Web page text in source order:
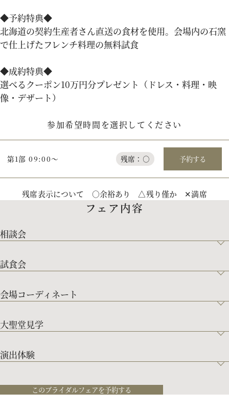
来店予約
資料請求 お問い合わせ
プライバシーポリシー 運営会社情報
◆予約特典◆
北海道の契約生産者さん直送の食材を使用。会場内の石窯
で仕上げたフレンチ料理の無料試食
◆成約特典◆
選べるクーポン10万円分プレゼント（ドレス・料理・映
像・デザート）
参加希望時間を選択してください
第1部 09:00～ 残席：○ 予約する
残席表示について ○余裕あり △残り僅か ✕満席
フェア内容
相談会
試食会
会場コーディネート
大聖堂見学
演出体験
このブライダルフェアを予約する